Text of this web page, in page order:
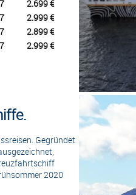
2.699 €
2.999 €
2.899 €
2.999 €
Gegründet
2020